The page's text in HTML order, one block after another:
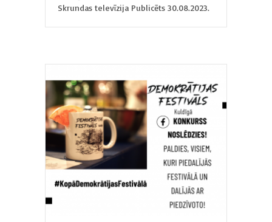
Skrundas televīzija Publicēts 30.08.2023.